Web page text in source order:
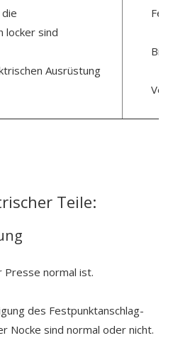
locker sind
Ausrüstung
Teile:
Presse normal ist.
des Festpunktanschlag-
Nocke sind normal oder nicht.